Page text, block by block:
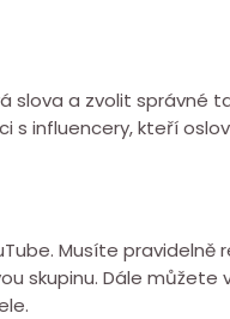
slova a zvolit správné
influencery, kteří
Musíte
skupinu. Dále můžete